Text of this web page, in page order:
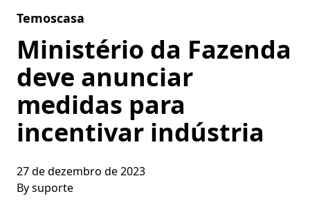
Temoscasa
Ministério da Fazenda
deve anunciar
medidas para
incentivar indústria
27 de dezembro de 2023
Bysuporte